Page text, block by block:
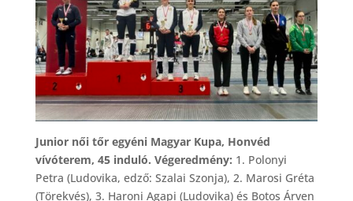
Junior női tőr egyéni Magyar Kupa, Honvéd
vívóterem, 45 induló. Végeredmény: 1. Polonyi
Petra (Ludovika, edző: Szalai Szonja), 2. Marosi Gréta
(Törekvés), 3. Haroni Agapi (Ludovika) és Botos Árven